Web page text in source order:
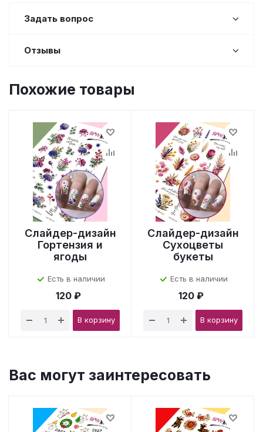
Задать вопрос
Отзывы
Похожие товары
Слайдер-дизайн
Гортензия и
ягоды
Есть в наличии
120 ₽
В корзину
Слайдер-дизайн
Сухоцветы
букеты
Есть в наличии
120 ₽
В корзину
Вас могут заинтересовать